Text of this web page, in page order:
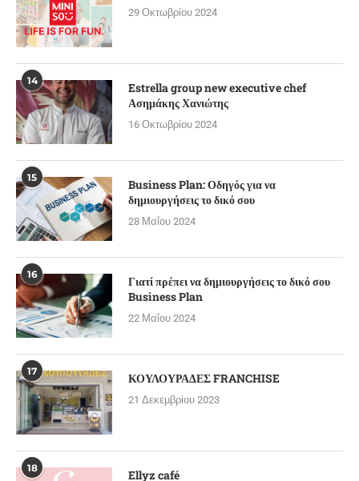
29 Οκτωβρίου 2024
14
Estrella group new executive chef
Ασημάκης Χανιώτης
16 Οκτωβρίου 2024
15
Business Plan: Οδηγός για να
δημιουργήσεις το δικό σου
28 Μαΐου 2024
16
Γιατί πρέπει να δημιουργήσεις το δικό σου
Business Plan
22 Μαΐου 2024
17 ΚΟΥΛΟΥΡΑΔΕΣ FRANCHISE
21 Δεκεμβρίου 2023
18 Ellyz café